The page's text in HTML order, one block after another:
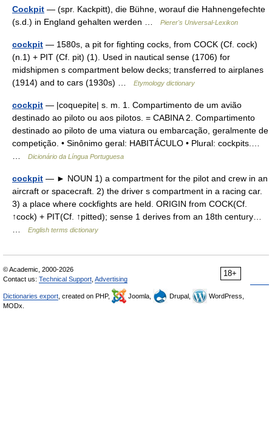
Cockpit — (spr. Kackpitt), die Bühne, worauf die Hahnengefechte
(s.d.) in England gehalten werden …
Pierer's Universal-Lexikon
cockpit — 1580s, a pit for fighting cocks, from COCK (Cf. cock)
(n.1) + PIT (Cf. pit) (1). Used in nautical sense (1706) for
midshipmen s compartment below decks; transferred to airplanes
(1914) and to cars (1930s) …
Etymology dictionary
cockpit — |coquepite| s. m. 1. Compartimento de um avião
destinado ao piloto ou aos pilotos. = CABINA 2. Compartimento
destinado ao piloto de uma viatura ou embarcação, geralmente de
competição. • Sinônimo geral: HABITÁCULO • Plural: cockpits.…
Dicionário da Língua Portuguesa
cockpit — ► NOUN 1) a compartment for the pilot and crew in an
aircraft or spacecraft. 2) the driver s compartment in a racing car.
3) a place where cockfights are held. ORIGIN from COCK(Cf.
↑cock) + PIT(Cf. ↑pitted); sense 1 derives from an 18th century…
English terms dictionary
18+
© Academic, 2000-2026
Contact us: Technical Support Advertising
Dictionaries export , created on PHP, Joomla, Drupal,
WordPress,
MODx.